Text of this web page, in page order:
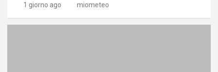
1 giorno ago miometeo